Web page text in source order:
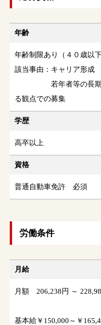
年齢
年齢制限あり（４０歳以下
該当事由：キャリア形成
若年者等の長期勤
る観点での募集
学歴
高卒以上
資格
普通自動車免許 必須
労働条件
月給
月額 206,238円 ～
基本給￥150,000～￥